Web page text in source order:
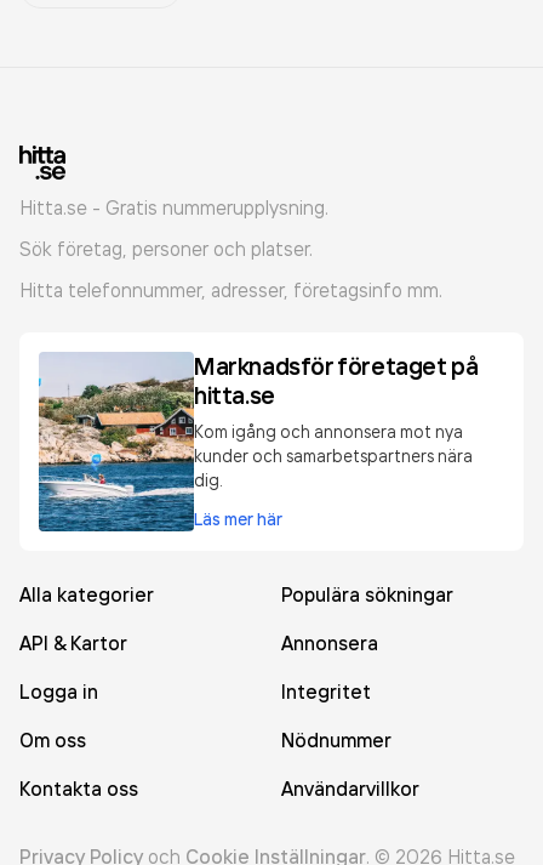
Hitta.se - Gratis nummerupplysning.
Sök företag, personer och platser.
Hitta telefonnummer, adresser, företagsinfo mm.
Marknadsför företaget på
hitta.se
Kom igång och annonsera mot nya
kunder och samarbetspartners nära
dig.
Läs mer här
Alla kategorier
Populära sökningar
API & Kartor
Annonsera
Logga in
Integritet
Om oss
Nödnummer
Kontakta oss
Användarvillkor
Privacy Policy och Cookie Inställningar. © 2026 Hitta.se